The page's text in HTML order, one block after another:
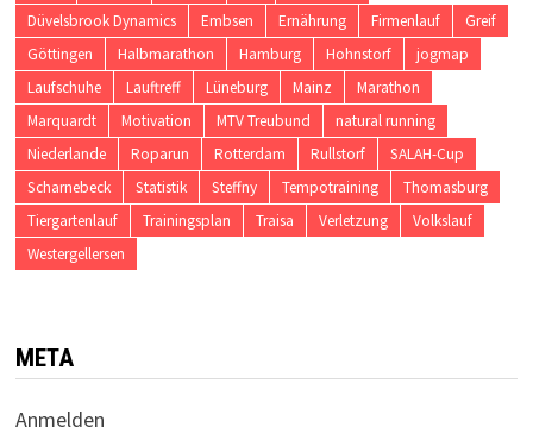
Düvelsbrook Dynamics
Embsen Ernährung Firmenlauf
Greif
Göttingen
Halbmarathon Hamburg Hohnstorf
jogmap
Laufschuhe
Lauftreff Lüneburg Mainz
Marathon
Marquardt
Motivation MTV Treubund
natural running
Niederlande
Roparun Rotterdam Rullstorf
SALAH-Cup
Scharnebeck
Statistik Steffny Tempotraining
Thomasburg
Tiergartenlauf
Trainingsplan Traisa Verletzung
Volkslauf
Westergellersen
META
Anmelden